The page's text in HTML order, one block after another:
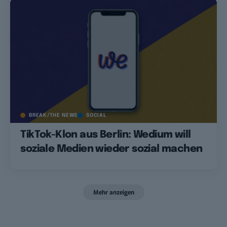
BREAK/THE NEWS SOCIAL
TikTok-Klon aus Berlin: Wedium will
soziale Medien wieder sozial machen
Mehr anzeigen